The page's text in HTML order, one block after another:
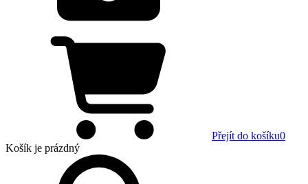
Přejít do košíku0
Košík je prázdný